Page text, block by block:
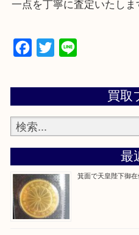
・当店でよく聞くQ＆A
下記バナーではお客様
ご不安な方は一度ご参